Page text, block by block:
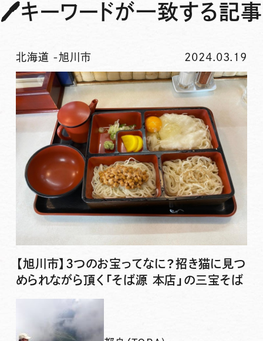
🖊キーワードが一致する記事
北海道 -旭川市 2024.03.19
【旭川市】3つのお宝ってなに？招き猫に見つ
められながら頂く「そば源 本店」の三宝そば